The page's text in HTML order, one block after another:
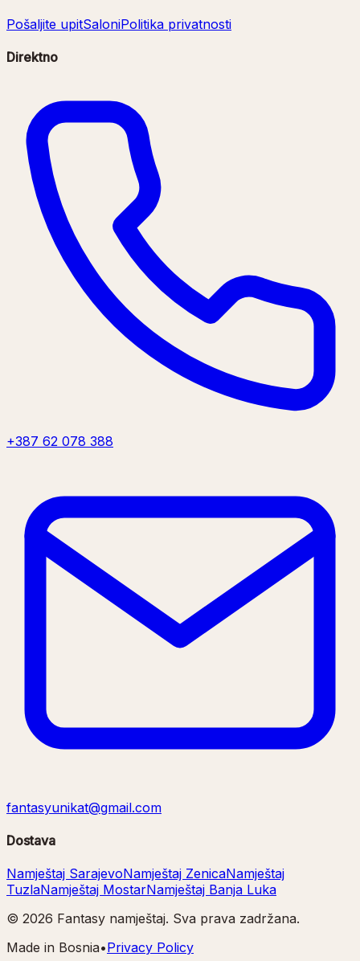
Pošaljite upitSaloniPolitika privatnosti
Direktno
+387 62 078 388
fantasyunikat@gmail.com
Dostava
Namještaj SarajevoNamještaj ZenicaNamještaj
TuzlaNamještaj MostarNamještaj Banja Luka
© 2026 Fantasy namještaj. Sva prava zadržana.
Made in Bosnia•Privacy Policy